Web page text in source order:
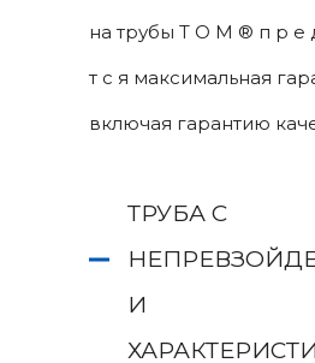
на трубы T O M ® п р е
т с я максимальная
включая гарантию
ТРУБА С
И